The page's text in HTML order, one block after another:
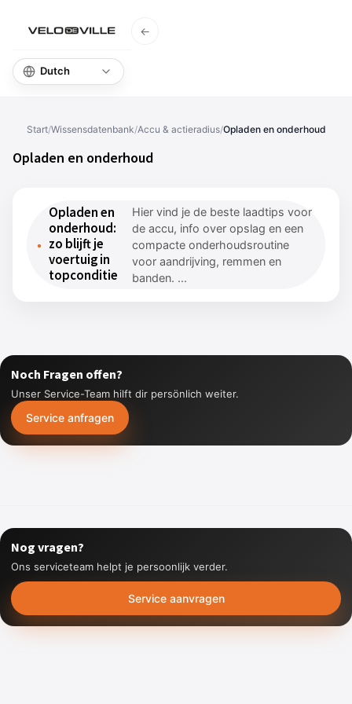
←
Start/Wissensdatenbank/Accu & actieradius/Opladen en onderhoud
Opladen en onderhoud
Opladen en
onderhoud:
zo blijft je
voertuig in
topconditie
Hier vind je de beste laadtips voor
de accu, info over opslag en een
compacte onderhoudsroutine
voor aandrijving, remmen en
banden. ...
Noch Fragen offen?
Unser Service-Team hilft dir persönlich weiter.
Service anfragen
Nog vragen?
Ons serviceteam helpt je persoonlijk verder.
Service aanvragen